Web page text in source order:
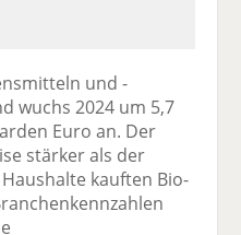
und -
wuchs 2024 um 5,7
Euro an. Der
stärker als der
kauften Bio-